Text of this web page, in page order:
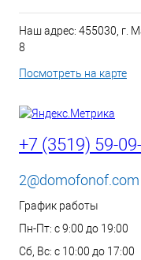
Наш адрес: 455030, г.
8
Посмотреть на карте
+7 (3519) 59-
2@domofonof.com
График работы
Пн-Пт: с 9:00 до 19:00
Сб, Вс: с 10:00 до 17:00